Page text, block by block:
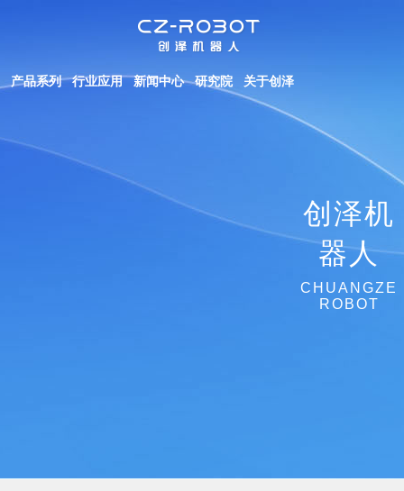
产品系列 行业应用 新闻中心 研究院 关于创泽
创泽机
器人
CHUANGZE
ROBOT